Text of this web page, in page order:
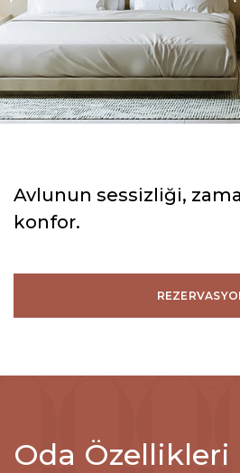
Avlunun sessizliği,
konfor.
Oda Özellikleri